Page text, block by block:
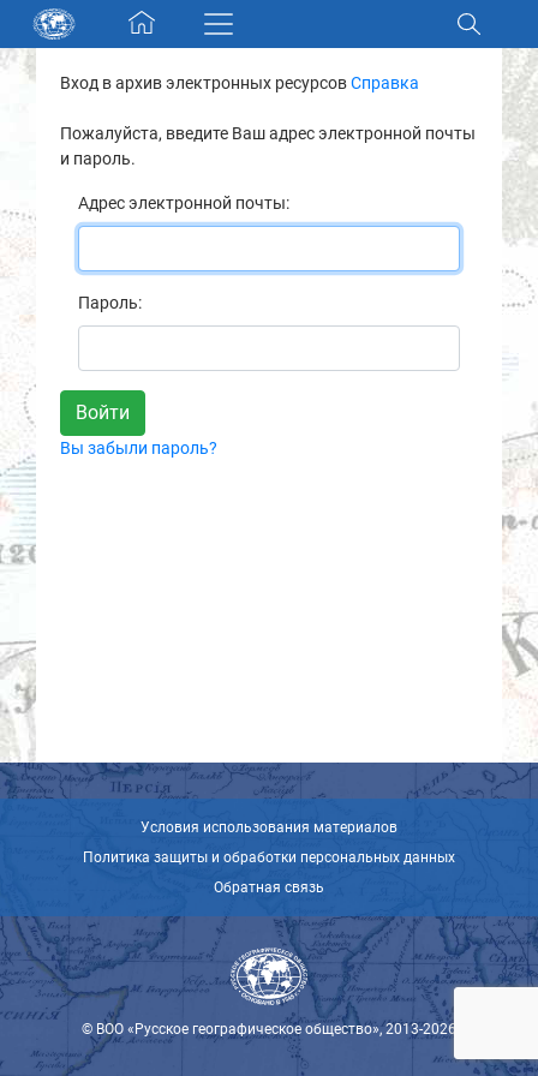
Skip navigation
Разделы и коллекции
Электронный каталог
Новости
О нас
Контакты
Партнеры
Вход в архив электронных ресурсовСправка
Пожалуйста, введите Ваш адрес электронной почты
и пароль.
Адрес электронной почты:
Пароль:
Вы забыли пароль?
Условия использования материалов
Политика защиты и обработки персональных данных
Обратная связь
© ВОО «Русское географическое общество», 2013-2026